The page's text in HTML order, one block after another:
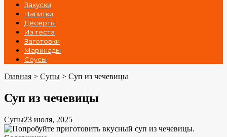
Закуски
Напитки
Десерты
Из теста
Заготовки
Маринады
Соусы
Главная > Супы > Суп из чечевицы
Суп из чечевицы
Супы23 июля, 2025